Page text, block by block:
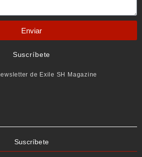
Enviar
Suscríbete
de Exile SH Magazine
Suscríbete